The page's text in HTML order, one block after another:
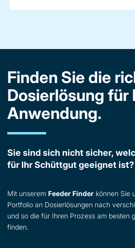
Finden Sie die
Dosierlösung für
Anwendung.
Sie sind sich nicht sicher,
für Ihr Schüttgut geeignet ist?
Mit unserem Feeder Finder können Sie
Portfolio an Dosierlösungen nach
und so die für Ihren Prozess am besten
finden.